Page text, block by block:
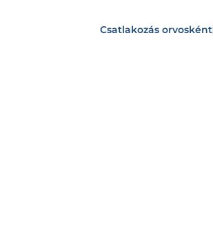
Csatlakozás orvosként